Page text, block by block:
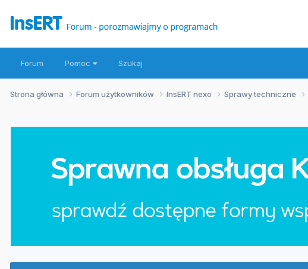
Forum Pomoc Szukaj
Strona główna Forum użytkowników InsERT nexo Sprawy techniczne